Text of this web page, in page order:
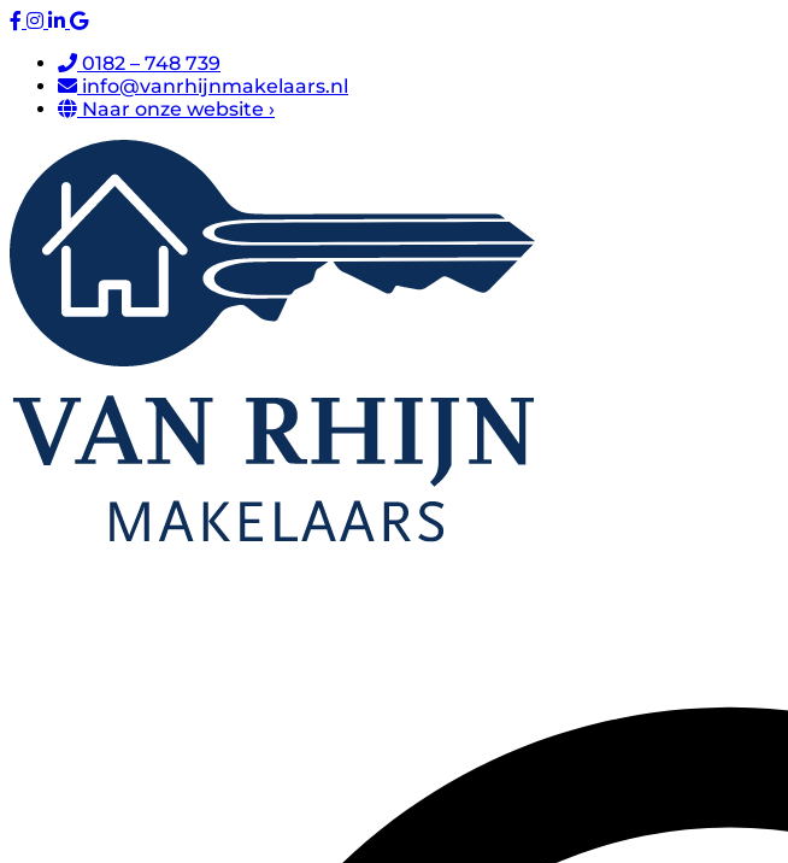
0182 – 748 739
info@vanrhijnmakelaars.nl
Naar onze website ›